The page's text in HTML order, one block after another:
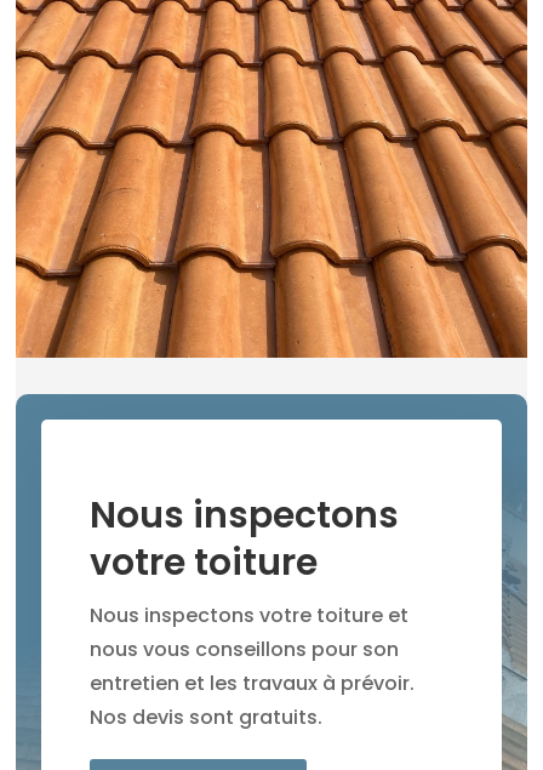
Nous inspectons
votre toiture
Nous inspectons votre toiture et
nous vous conseillons pour son
entretien et les travaux à prévoir.
Nos devis sont gratuits.